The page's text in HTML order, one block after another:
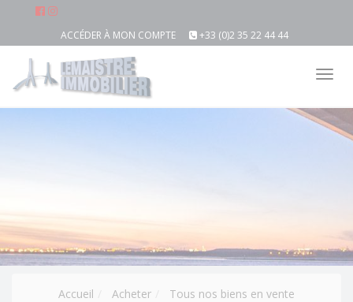
ACCÉDER À MON COMPTE +33 (0)2 35 22 44 44
Accueil Acheter Tous nos biens en vente